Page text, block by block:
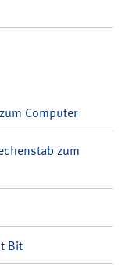
Computer
zum
Bit